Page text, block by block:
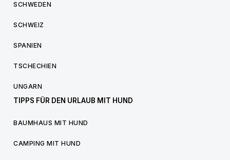
SCHWEDEN
SCHWEIZ
SPANIEN
TSCHECHIEN
UNGARN
TIPPS FÜR DEN URLAUB MIT HUND
BAUMHAUS MIT HUND
CAMPING MIT HUND